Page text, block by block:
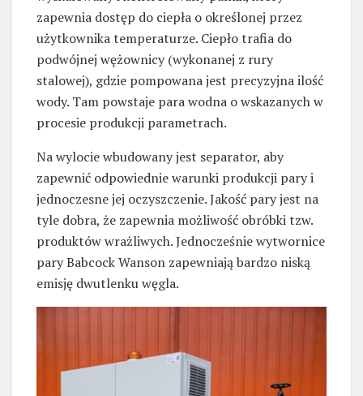
zapewnia dostęp do ciepła o określonej przez
użytkownika temperaturze. Ciepło trafia do
podwójnej wężownicy (wykonanej z rury
stalowej), gdzie pompowana jest precyzyjna ilość
wody. Tam powstaje para wodna o wskazanych w
procesie produkcji parametrach.
Na wylocie wbudowany jest separator, aby
zapewnić odpowiednie warunki produkcji pary i
jednoczesne jej oczyszczenie. Jakość pary jest na
tyle dobra, że zapewnia możliwość obróbki tzw.
produktów wrażliwych. Jednocześnie wytwornice
pary Babcock Wanson zapewniają bardzo niską
emisję dwutlenku węgla.